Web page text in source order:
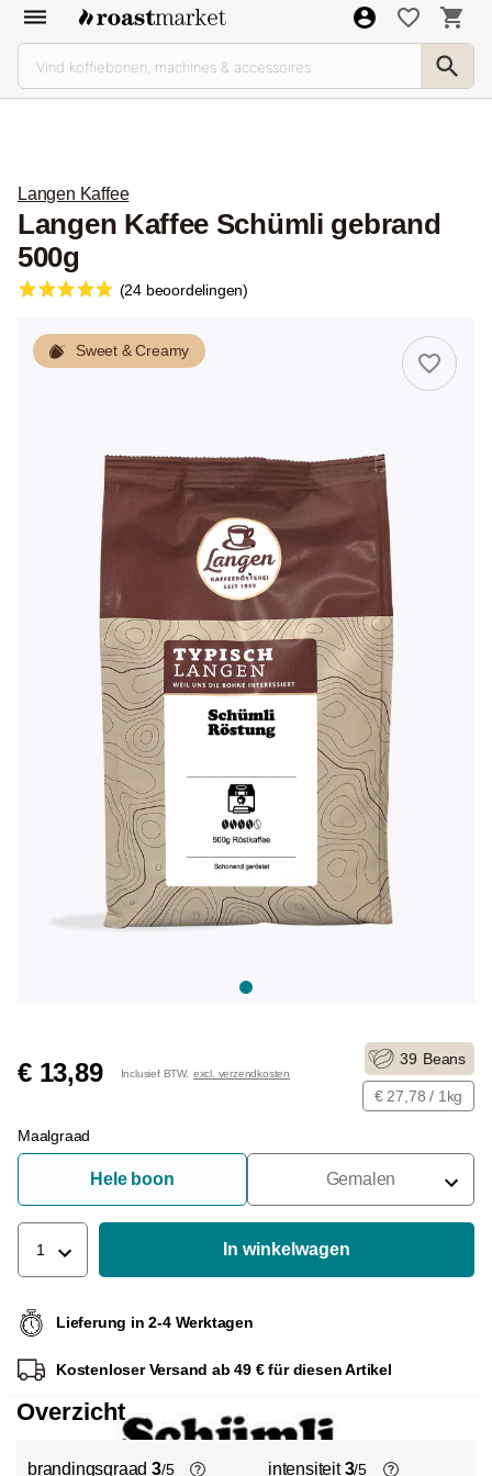
Langen Kaffee
Langen Kaffee Schümli gebrand
500g
(24 beoordelingen)
Sweet & Creamy
€ 13,89 Inclusief BTW. excl. verzendkosten
39 Beans
€ 27,78 / 1kg
Maalgraad
Hele boon Gemalen
Voor Portafilter
1 In winkelwagen
Lieferung in 2-4 Werktagen
Kostenloser Versand ab 49 € für diesen Artikel
Overzicht
brandingsgraad 3/5 intensiteit3/5